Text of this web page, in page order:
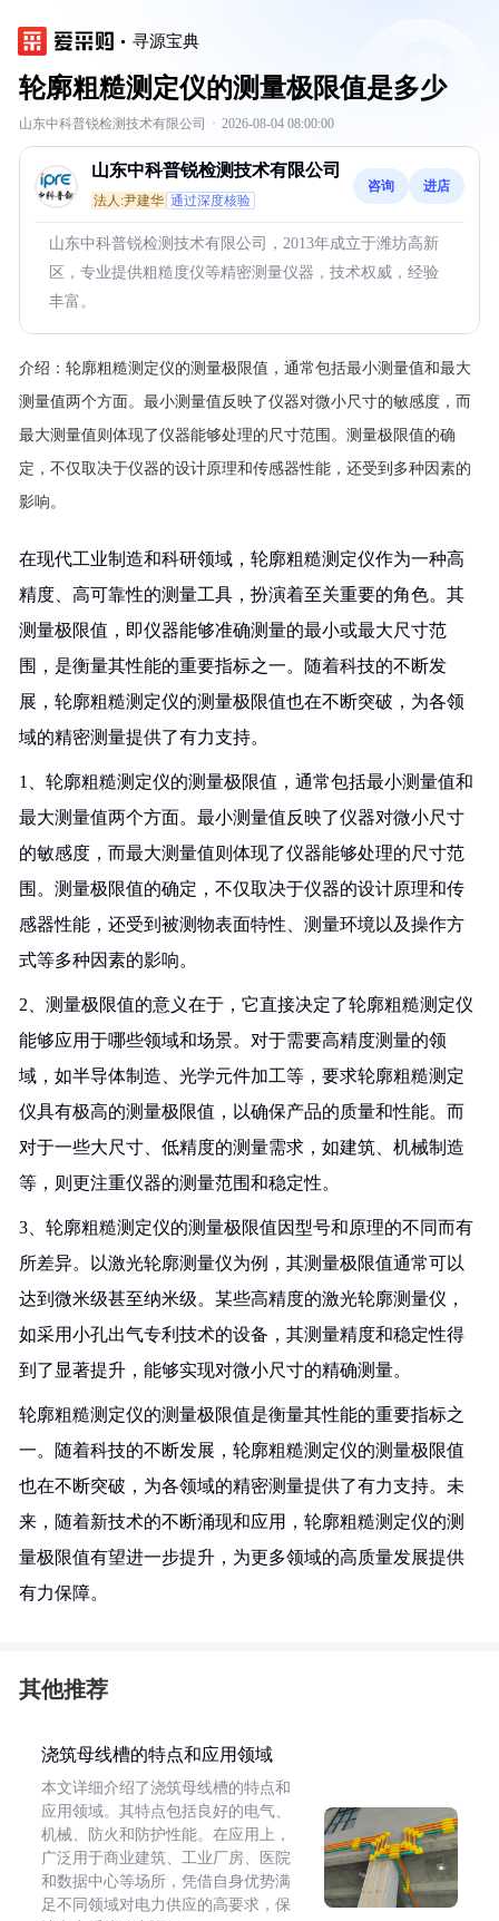
寻源宝典
轮廓粗糙测定仪的测量极限值是多少
山东中科普锐检测技术有限公司 · 2026-08-04 08:00:00
山东中科普锐检测技术有限公司
法人:尹建华 通过深度核验
咨询 进店
山东中科普锐检测技术有限公司，2013年成立于潍坊高新
区，专业提供粗糙度仪等精密测量仪器，技术权威，经验
丰富。
介绍： 轮廓粗糙测定仪的测量极限值，通常包括最小测量值和最大
测量值两个方面。最小测量值反映了仪器对微小尺寸的敏感度，而
最大测量值则体现了仪器能够处理的尺寸范围。测量极限值的确
定，不仅取决于仪器的设计原理和传感器性能，还受到多种因素的
影响。
在现代工业制造和科研领域，轮廓粗糙测定仪作为一种高
精度、高可靠性的测量工具，扮演着至关重要的角色。其
测量极限值，即仪器能够准确测量的最小或最大尺寸范
围，是衡量其性能的重要指标之一。随着科技的不断发
展，轮廓粗糙测定仪的测量极限值也在不断突破，为各领
域的精密测量提供了有力支持。
1、轮廓粗糙测定仪的测量极限值，通常包括最小测量值和
最大测量值两个方面。最小测量值反映了仪器对微小尺寸
的敏感度，而最大测量值则体现了仪器能够处理的尺寸范
围。测量极限值的确定，不仅取决于仪器的设计原理和传
感器性能，还受到被测物表面特性、测量环境以及操作方
式等多种因素的影响。
2、测量极限值的意义在于，它直接决定了轮廓粗糙测定仪
能够应用于哪些领域和场景。对于需要高精度测量的领
域，如半导体制造、光学元件加工等，要求轮廓粗糙测定
仪具有极高的测量极限值，以确保产品的质量和性能。而
对于一些大尺寸、低精度的测量需求，如建筑、机械制造
等，则更注重仪器的测量范围和稳定性。
3、轮廓粗糙测定仪的测量极限值因型号和原理的不同而有
所差异。以激光轮廓测量仪为例，其测量极限值通常可以
达到微米级甚至纳米级。某些高精度的激光轮廓测量仪，
如采用小孔出气专利技术的设备，其测量精度和稳定性得
到了显著提升，能够实现对微小尺寸的精确测量。
轮廓粗糙测定仪的测量极限值是衡量其性能的重要指标之
一。随着科技的不断发展，轮廓粗糙测定仪的测量极限值
也在不断突破，为各领域的精密测量提供了有力支持。未
来，随着新技术的不断涌现和应用，轮廓粗糙测定仪的测
量极限值有望进一步提升，为更多领域的高质量发展提供
有力保障。
其他推荐
浇筑母线槽的特点和应用领域
本文详细介绍了浇筑母线槽的特点和
应用领域。其特点包括良好的电气、
机械、防火和防护性能。在应用上，
广泛用于商业建筑、工业厂房、医院
和数据中心等场所，凭借自身优势满
足不同领域对电力供应的高要求，保